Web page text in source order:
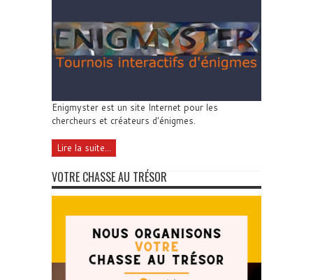
Enigmyster est un site Internet pour les
chercheurs et créateurs d'énigmes.
Lire la suite...
VOTRE CHASSE AU TRÉSOR